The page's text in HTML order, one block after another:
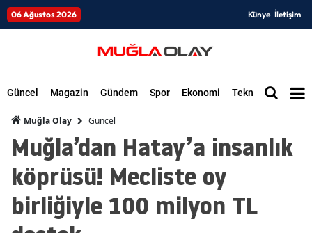
06 Ağustos 2026 Künye İletişim
Güncel Magazin Gündem Spor Ekonomi Teknoloji Dünya
Muğla Olay Güncel
Muğla’dan Hatay’a insanlık
köprüsü! Mecliste oy
birliğiyle 100 milyon TL